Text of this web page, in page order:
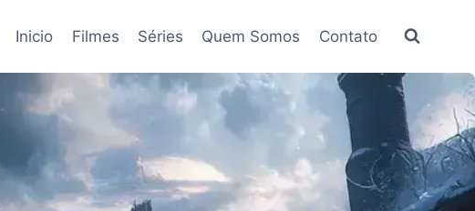
Inicio Filmes Séries Quem Somos Contato